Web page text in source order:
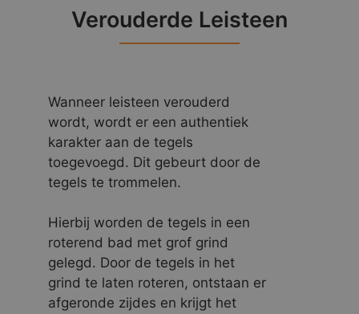
Verouderde Leisteen
Wanneer leisteen verouderd
wordt, wordt er een authentiek
karakter aan de tegels
toegevoegd. Dit gebeurt door de
tegels te trommelen.
Hierbij worden de tegels in een
roterend bad met grof grind
gelegd. Door de tegels in het
grind te laten roteren, ontstaan er
afgeronde zijdes en krijgt het